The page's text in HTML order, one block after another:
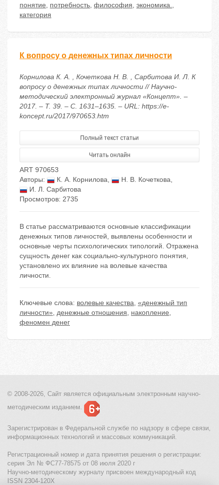
понятие, потребность, философия, экономика.,
категория
К вопросу о денежных типах личности
Корнилова К. А. , Кочеткова Н. В. , Сарбитова И. Л. К
вопросу о денежных типах личности // Научно-
методический электронный журнал «Концепт». –
2017. – Т. 39. – С. 1631–1635. – URL: https://e-
koncept.ru/2017/970653.htm
Полный текст статьи
Читать онлайн
ART 970653
Авторы:
К. А. Корнилова, Н. В. Кочеткова,
И. Л. Сарбитова
Просмотров: 2735
В статье рассматриваются основные классификации
денежных типов личностей, выявлены особенности и
основные черты психологических типологий. Отражена
сущность денег как социально-культурного понятия,
установлено их влияние на волевые качества
личности.
Ключевые слова: волевые качества, «денежный тип
личности», денежные отношения, накопление,
феномен денег
© 2008-2026, Сайт является официальным электронным научно-
методическим изданием.
Зарегистрирован в Федеральной службе по надзору в сфере связи,
информационных технологий и массовых коммуникаций.
Регистрационный номер и дата принятия решения о регистрации:
серия Эл № ФС77-78575 от 08 июля 2020 г
Научно-методическому журналу присвоен международный код
ISSN 2304-120X